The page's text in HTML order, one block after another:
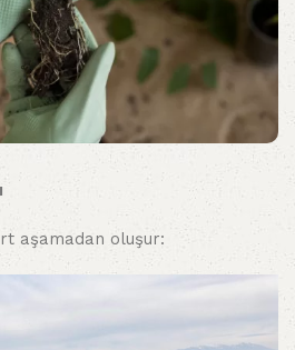
aşamadan oluşur: